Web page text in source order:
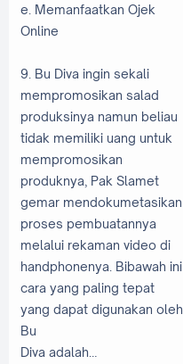
e. Memanfaatkan Ojek
Online
9. Bu Diva ingin sekali
mempromosikan salad
produksinya namun beliau
tidak memiliki uang untuk
mempromosikan
produknya, Pak Slamet
gemar mendokumetasikan
proses pembuatannya
melalui rekaman video di
handphonenya. Bibawah ini
cara yang paling tepat
yang dapat digunakan oleh
Bu
Diva adalah…